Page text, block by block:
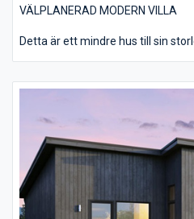
VÄLPLANERAD MODERN VILLA
Detta är ett mindre hus till sin
Materialvalen in- och utvändigt
Den smarta planlösningen gör
önska sig. Vardagsrummet har
matplats med tre stora
att öppna upp innertaket till nock
för att få ännu mer känsla av
tilltagna sovrum, ett badrum och